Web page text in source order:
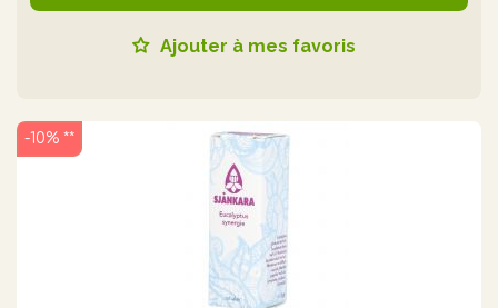
Ajouter à mes favoris
-10% **